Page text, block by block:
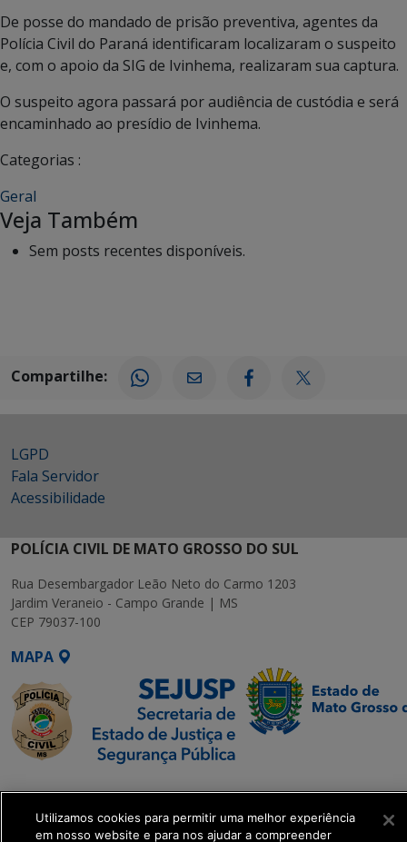
De posse do mandado de prisão preventiva, agentes da
Polícia Civil do Paraná identificaram localizaram o suspeito
e, com o apoio da SIG de Ivinhema, realizaram sua captura.
O suspeito agora passará por audiência de custódia e será
encaminhado ao presídio de Ivinhema.
Categorias :
Geral
Veja Também
Sem posts recentes disponíveis.
Compartilhe:
LGPD
Fala Servidor
Acessibilidade
POLÍCIA CIVIL DE MATO GROSSO DO SUL
Rua Desembargador Leão Neto do Carmo 1203
Jardim Veraneio - Campo Grande | MS
CEP 79037-100
MAPA
SETDIG | Secretaria-
Executiva de
Transformação Digital
Utilizamos cookies para permitir uma melhor experiência
em nosso website e para nos ajudar a compreender